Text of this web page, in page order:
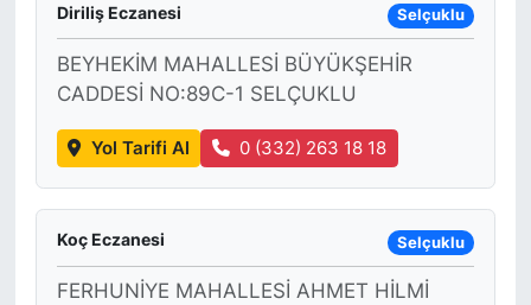
Diriliş Eczanesi Selçuklu
BEYHEKİM MAHALLESİ BÜYÜKŞEHİR
CADDESİ NO:89C-1 SELÇUKLU
Yol Tarifi Al 0 (332) 263 18 18
Koç Eczanesi Selçuklu
FERHUNİYE MAHALLESİ AHMET HİLMİ
SARIYER HABERLERİ
SARIYER İMAR BARIŞI
SEKTÖR
SİYASET
SON DAKİKA HABERİ